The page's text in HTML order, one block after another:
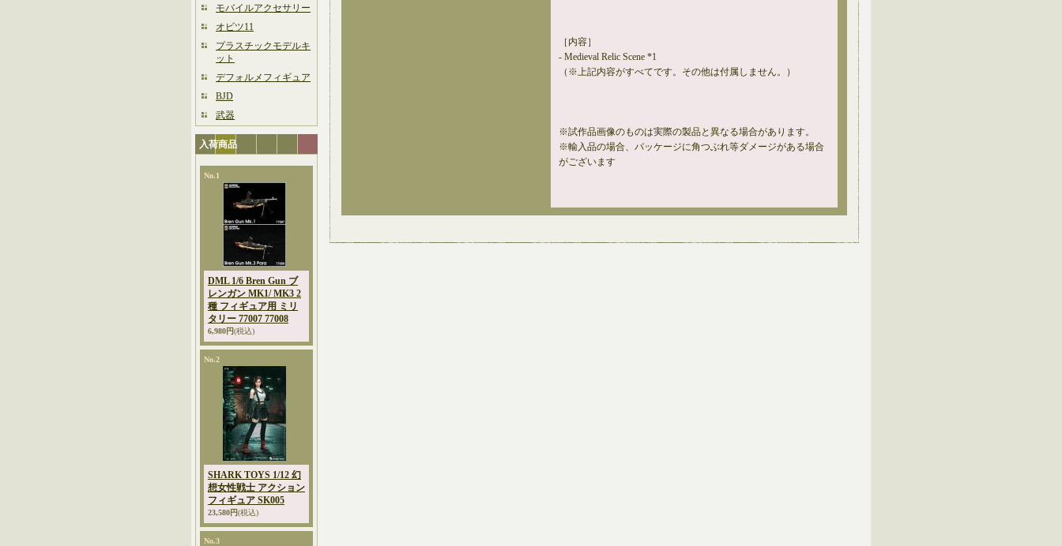
モバイルアクセサリー
オビツ11
プラスチックモデルキ
ット
デフォルメフィギュア
BJD
武器
入荷商品
No.1
DML 1/6 Bren Gun ブ
レンガン MK1/ MK3 2
種 フィギュア用 ミリ
タリー 77007 77008
6,980円(税込)
No.2
SHARK TOYS 1/12 幻
想女性戦士 アクション
フィギュア SK005
23,580円(税込)
No.3
［内容］
- Medieval Relic Scene *1
（※上記内容がすべてです。その他は付属しません。）
※試作品画像のものは実際の製品と異なる場合があります。
※輸入品の場合、パッケージに角つぶれ等ダメージがある場合
がございます